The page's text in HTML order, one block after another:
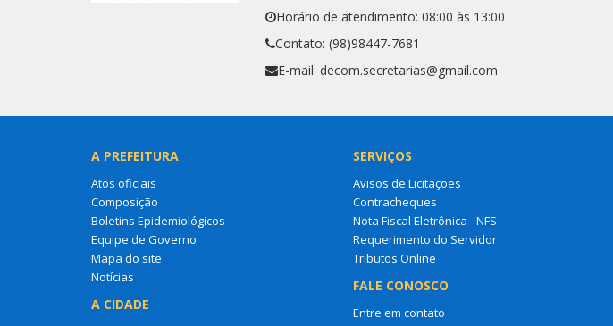
Horário de atendimento: 08:00 às 13:00
Contato: (98)98447-7681
E-mail: decom.secretarias@gmail.com
A PREFEITURA
Atos oficiais
Composição
Boletins Epidemiológicos
Equipe de Governo
Mapa do site
Notícias
A CIDADE
SERVIÇOS
Avisos de Licitações
Contracheques
Nota Fiscal Eletrônica - NFS
Requerimento do Servidor
Tributos Online
FALE CONOSCO
Entre em contato